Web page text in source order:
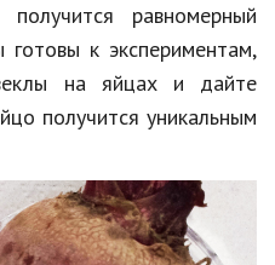
равномерный
к экспериментам,
на яйцах и дайте
получится уникальным